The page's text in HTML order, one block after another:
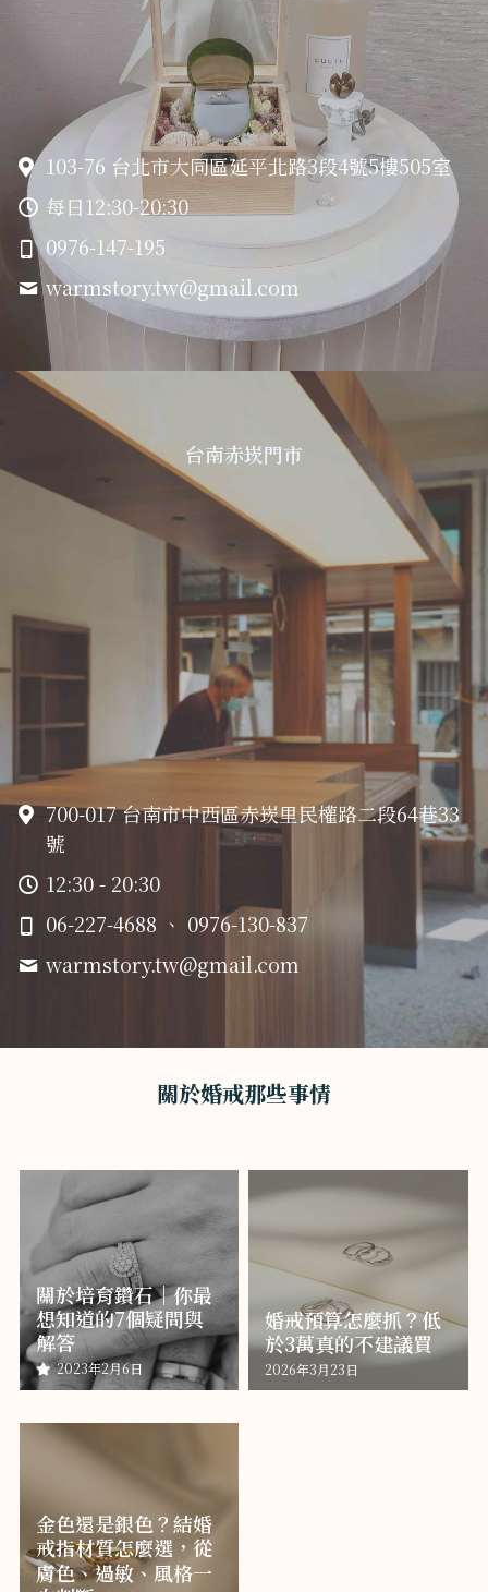
103-76 台北市大同區延平北路3段4號5樓505室
每日12:30-20:30
0976-147-195
warmstory.tw@gmail.com
台南赤崁門市
700-017 台南市中西區赤崁里民權路二段64巷33
號
12:30 - 20:30
06-227-4688 、 0976-130-837
warmstory.tw@gmail.com
關於婚戒那些事情
關於培育鑽石｜你最
想知道的7個疑問與
解答
2023年2月6日
婚戒預算怎麼抓？低
於3萬真的不建議買
2026年3月23日
金色還是銀色？結婚
戒指材質怎麼選，從
膚色、過敏、風格一